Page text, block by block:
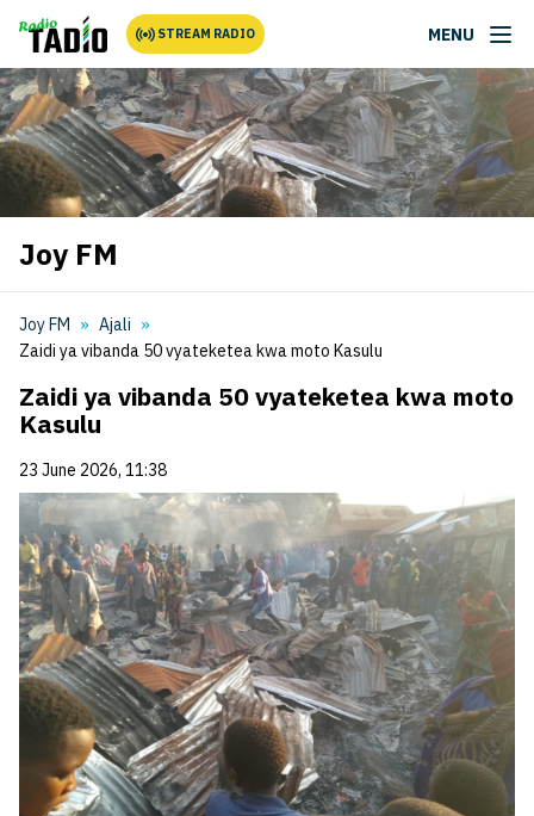
STREAM RADIO MENU
Joy FM
Joy FM
Ajali
Zaidi ya vibanda 50 vyateketea kwa moto Kasulu
Zaidi ya vibanda 50 vyateketea kwa moto
Kasulu
23 June 2026, 11:38